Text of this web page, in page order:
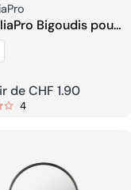
Bigoudis pour
de CHF 1.90
4